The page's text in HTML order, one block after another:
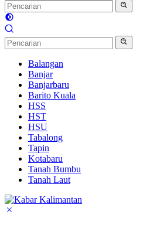
Balangan
Banjar
Banjarbaru
Barito Kuala
HSS
HST
HSU
Tabalong
Tapin
Kotabaru
Tanah Bumbu
Tanah Laut